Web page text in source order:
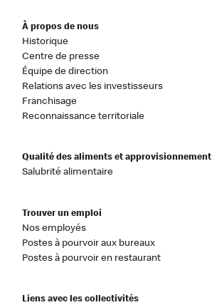
À propos de nous
Historique
Centre de presse
Équipe de direction
Relations avec les investisseurs
Franchisage
Reconnaissance territoriale
Qualité des aliments et approvisionnement
Salubrité alimentaire
Trouver un emploi
Nos employés
Postes à pourvoir aux bureaux
Postes à pourvoir en restaurant
Liens avec les collectivités